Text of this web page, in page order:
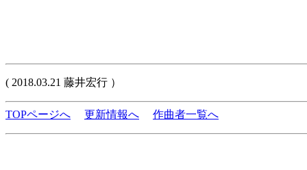
( 2018.03.21 藤井宏行 ）
TOPページへ 更新情報へ 作曲者一覧へ